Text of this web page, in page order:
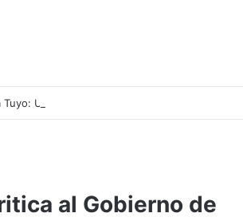
al Gobierno de